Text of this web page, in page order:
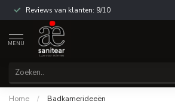
Reviews van klanten: 9/10
MENU
Home / Badkamerideeën